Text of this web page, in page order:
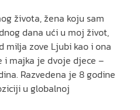
života, žena koju sam
dana ući u moj život,
milja zove Ljubi kao i ona
i majka je dvoje djece –
Razvedena je 8 godine
u globalnoj